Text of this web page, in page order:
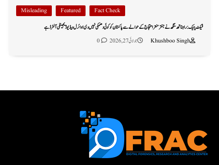
Fact Check
Featured
Misleading
فیکٹ چیک: راجناتھ سنگھ نے جنتر منتر احتجاج کے حوالے سے پاکستان کو کوئی دھمکی نہیں دی؛ وائرل ویڈیو ڈیجیٹلی آلٹرڈ ہے
Khushboo Singh
جولائی 27, 2026 0